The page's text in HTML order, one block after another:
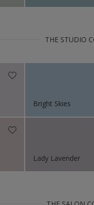
THE STUDIO
Bright Skies
Lady Lavender